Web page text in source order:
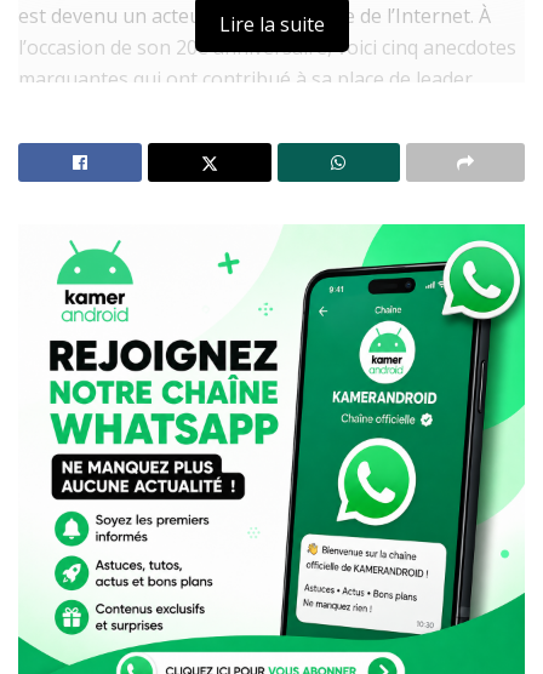
est devenu un acteur incontournable de l’Internet. À
l’occasion de son 20e anniversaire, voici cinq anecdotes
marquantes qui ont contribué à sa place de leader
À LIRE AUSSI
Résultats OBC en ligne : après la disparition d’Ayoba,
MTN Cameroun lance le portail ONE
Telegram et le paiement inattendu du code SMS :
analyse d’un phénomène qui intrigue les utilisateurs
1. La première vidéo :« Me
at the zoo »
Retour aux origines. La toute première vidéo mise en
ligne sur YouTube,« Me at the zoo », montre Jawed
Karim devant des éléphants au zoo de San Diego,
Lire la suite